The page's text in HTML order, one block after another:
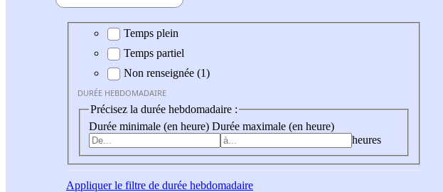
Durée hebdomadaire
Temps plein
Temps partiel
Non renseignée (1)
DURÉE HEBDOMADAIRE
Précisez la durée hebdomadaire :
Durée minimale (en heure) Durée maximale (en heure)
heures
Appliquerle filtre de durée hebdomadaire